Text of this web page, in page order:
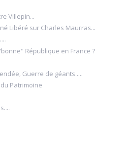
Villepin...
Libéré sur Charles Maurras...
République en France ?
Guerre de géants.....
Patrimoine